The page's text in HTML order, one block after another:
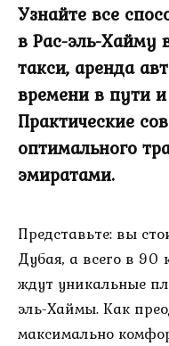
Узнайте все
в Рас-эль-Хайму
такси, аренда
времени в пути
Практические
оптимального
эмиратами.
Представьте: вы
Дубая, а всего в 90
ждут уникальные
эль-Хаймы. Как
максимально